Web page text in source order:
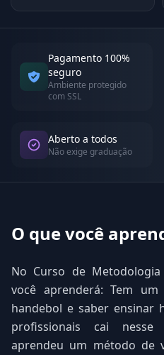
Pagamento 100%
seguro
Ambiente protegido
com SSL
Aberto a todos
Não exige graduação
O que você
No Curso de
você aprenderá: Tem
handebol e saber ensinar
profissionais cai
aprendeu um método de